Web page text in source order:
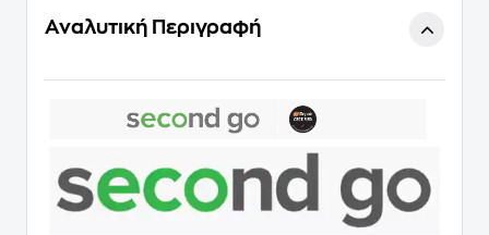
Αναλυτική Περιγραφή